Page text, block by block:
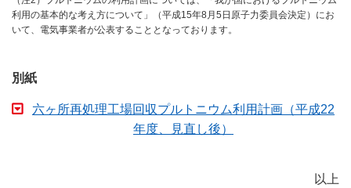
利用の基本的な考え方について」（平成15年8月5日原子力委員会決定）にお
いて、電気事業者が公表することとなっております。
別紙
六ヶ所再処理工場回収プルトニウム利用計画（平成22
年度、見直し後）
以上